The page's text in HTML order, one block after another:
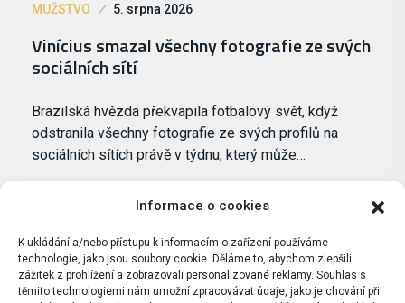
Informace o cookies
K ukládání a/nebo přístupu k informacím o zařízení používáme
technologie, jako jsou soubory cookie. Děláme to, abychom zlepšili
zážitek z prohlížení a zobrazovali personalizované reklamy. Souhlas s
těmito technologiemi nám umožní zpracovávat údaje, jako je chování při
MUŽSTVO 5. srpna 2026
Vinícius smazal všechny fotografie ze svých
sociálních sítí
Brazilská hvězda překvapila fotbalový svět, když
odstranila všechny fotografie ze svých profilů na
sociálních sítích právě v týdnu, který může…